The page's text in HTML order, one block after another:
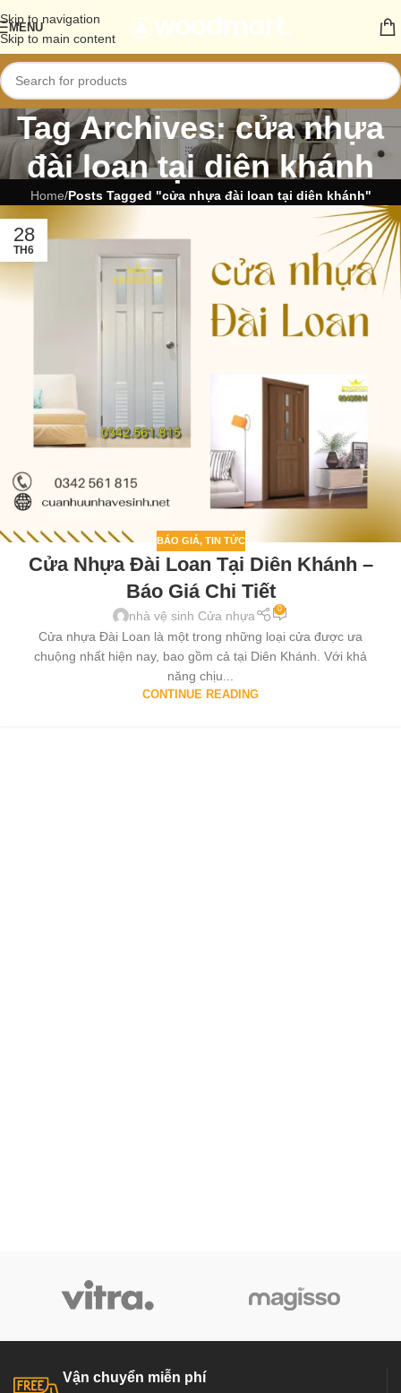
Skip to navigation
Skip to main content
MENU
Tag Archives: cửa nhựa
đài loan tại diên khánh
Home/Posts Tagged "cửa nhựa đài loan tại diên khánh"
28
TH6
BÁO GIÁ, TIN TỨC
Cửa Nhựa Đài Loan Tại Diên Khánh –
Báo Giá Chi Tiết
nhà vệ sinh Cửa nhựa 0
Cửa nhựa Đài Loan là một trong những loại cửa được ưa
chuộng nhất hiện nay, bao gồm cả tại Diên Khánh. Với khả
năng chịu...
CONTINUE READING
Vận chuyển miễn phí